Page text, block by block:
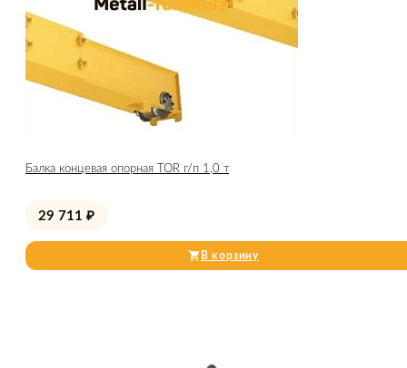
Балка концевая опорная TOR г/п 1,0 т
29 711 ₽
В корзину